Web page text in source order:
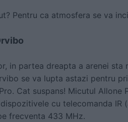
Pentru ca atmosfera se va
in partea dreapta a arenei
se va lupta astazi pentru
Cat suspans! Micutul
cu telecomanda
frecventa 433 MHz.